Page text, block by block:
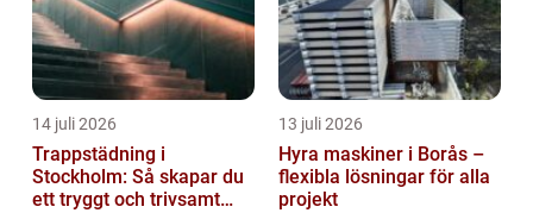
14 juli 2026
Trappstädning i
Stockholm: Så skapar du
ett tryggt och trivsamt
13 juli 2026
Hyra maskiner i Borås –
flexibla lösningar för alla
projekt